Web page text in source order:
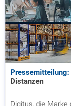
Pressemitteilung:
Distanzen
Digitus, die